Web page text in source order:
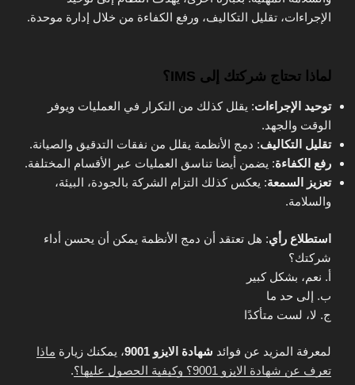
الإجراءات، تقليل التكاليف، ورفع الكفاءة من خلال إدارة موحدة.
لماذا تحتاج شركتك إلى IMS؟
توحيد الإجراءات: يقلل كذلك من التكرار في العمليات ويوفر
الوقت والجهد.
تقليل التكاليف: دمج الأنظمة يقلل من نفقات التدقيق والصيانة.
رفع الكفاءة: يضمن أيضا تناسق العمليات عبر الأقسام المختلفة.
تعزيز السمعة: يعكس كذلك التزام الشركة بالجودة، البيئة،
والسلامة.
استطلاع رأي: هل تعتقد أن دمج الأنظمة يمكن أن يحسن أداء
شركتك؟
أ. نعم، بشكل كبير
ب. إلى حد ما
ج. لا، لست متأكدًا
لمعرفة المزيد عن فوائد شهادة الايزو 9001 ، يمكنك زيارة ماذا
تعرف عن شهادة الايزو 9001؟ وكيفية الحصول عليها؟
.